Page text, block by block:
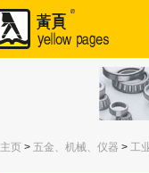
主页 > 五金、机械、仪器 > 工